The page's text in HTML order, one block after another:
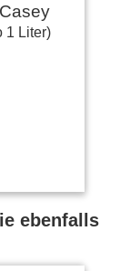
1 Liter)
ebenfalls